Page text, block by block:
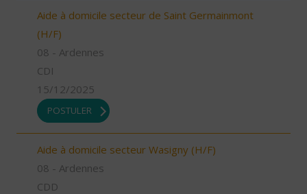
Aide à domicile secteur de Saint Germainmont
(H/F)
08 - Ardennes
CDI
15/12/2025
POSTULER
Aide à domicile secteur Wasigny (H/F)
08 - Ardennes
CDD